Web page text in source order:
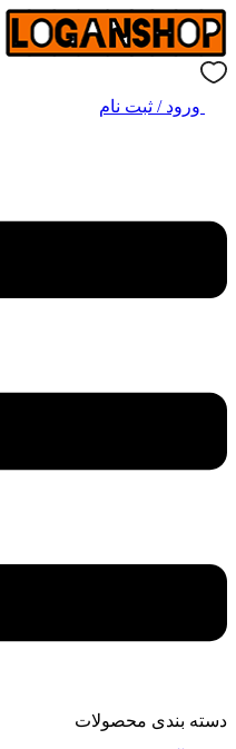
ورود / ثبت نام
دسته‌ بندی محصولات